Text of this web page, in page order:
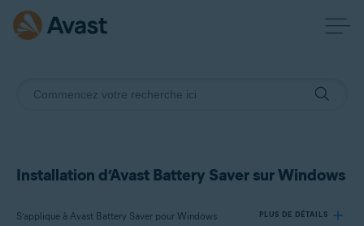
Installation d’Avast Battery Saver sur Windows
S’applique à Avast Battery Saver pour Windows PLUS DE DÉTAILS